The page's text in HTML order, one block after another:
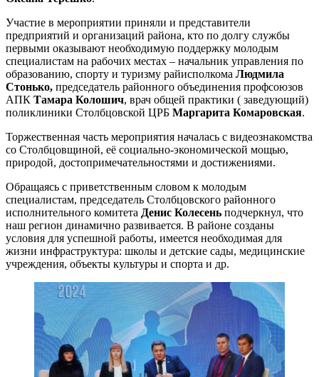
Участие в мероприятии приняли и представители
предприятий и организаций района, кто по долгу службы
первыми оказывают необходимую поддержку молодым
специалистам на рабочих местах – начальник управления по
образованию, спорту и туризму райисполкома Людмила
Стонько, председатель районного объединения профсоюзов
АПК Тамара Колошич, врач общей практики ( заведующий)
поликлиники Столбцовской ЦРБ Маргарита Комаровская.
Торжественная часть мероприятия началась с видеознакомства
со Столбцовщиной, её социально-экономической мощью,
природой, достопримечательностями и достижениями.
Обращаясь с приветственным словом к молодым
специалистам, председатель Столбцовского районного
исполнительного комитета Денис Колесень подчеркнул, что
наш регион динамично развивается. В районе созданы
условия для успешной работы, имеется необходимая для
жизни инфраструктура: школы и детские сады, медицинские
учреждения, объекты культуры и спорта и др.